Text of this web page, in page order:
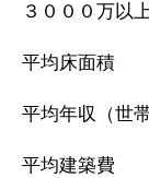
３０００
平均床
平均年収（
平均建築